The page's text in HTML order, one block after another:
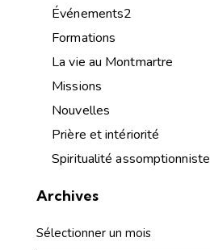
Événements2
Formations
La vie au Montmartre
Missions
Nouvelles
Prière et intériorité
Spiritualité assomptionniste
Archives